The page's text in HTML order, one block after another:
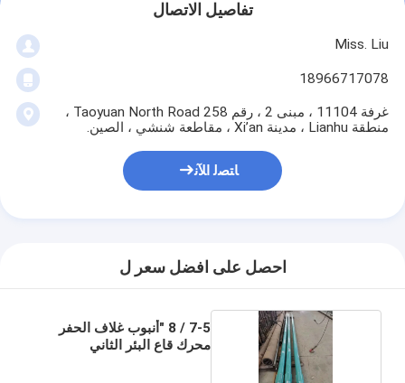
تفاصيل الاتصال
Miss. Liu
18966717078
غرفة 11104 ، مبنى 2 ، رقم 258 Taoyuan North Road ،
منطقة Lianhu ، مدينة Xi’an ، مقاطعة شنشي ، الصين.
ﺎﺘﺼﻟ ﺍﻶﻧ
احصل على افضل سعر ل
7-5 / 8 "أنبوب غلاف الحفر
محرك قاع البئر الثاني